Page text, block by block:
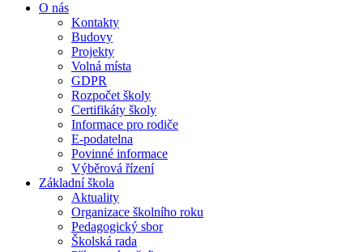
O nás
Kontakty
Budovy
Projekty
Volná místa
GDPR
Rozpočet školy
Certifikáty školy
Informace pro rodiče
E-podatelna
Povinné informace
Výběrová řízení
Základní škola
Aktuality
Organizace školního roku
Pedagogický sbor
Školská rada